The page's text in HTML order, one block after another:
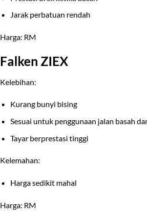
Jarak perbatuan rendah
Harga: RM
Falken ZIEX
Kelebihan:
Kurang bunyi bising
Sesuai untuk penggunaan jalan basah
Tayar berprestasi tinggi
Kelemahan:
Harga sedikit mahal
Harga: RM